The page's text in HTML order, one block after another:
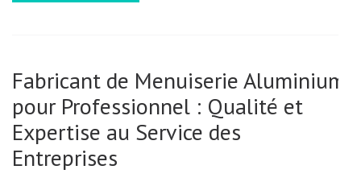
Fabricant de Menuiserie Aluminium
pour Professionnel : Qualité et
Expertise au Service des
Entreprises